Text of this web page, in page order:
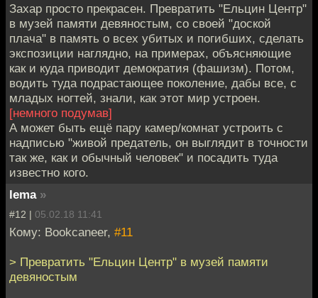
Захар просто прекрасен. Превратить "Ельцин Центр"
в музей памяти девяностым, со своей "доской
плача" в память о всех убитых и погибших, сделать
экспозиции наглядно, на примерах, объясняющие
как и куда приводит демократия (фашизм). Потом,
водить туда подрастающее поколение, дабы все, с
младых ногтей, знали, как этот мир устроен.
[немного подумав]
А может быть ещё пару камер/комнат устроить с
надписью "живой предатель, он выглядит в точности
так же, как и обычный человек" и посадить туда
известно кого.
lema »
#12 | 05.02.18 11:41
Кому: Bookcaneer, #11
> Превратить "Ельцин Центр" в музей памяти
девяностым